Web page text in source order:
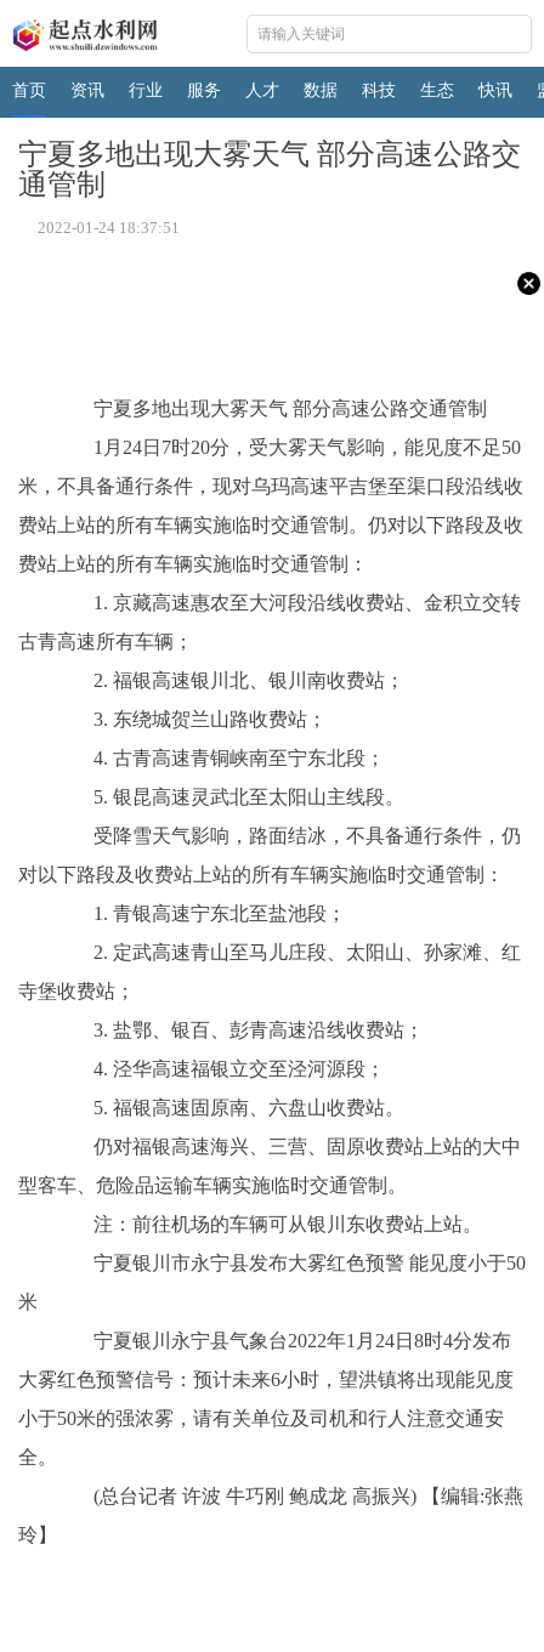
首页 资讯 行业 服务 人才 数据 科技 生态 快讯
宁夏多地出现大雾天气 部分高速公路交
通管制
2022-01-24 18:37:51
宁夏多地出现大雾天气 部分高速公路交通管制
1月24日7时20分，受大雾天气影响，能见度不足50
米，不具备通行条件，现对乌玛高速平吉堡至渠口段沿线收
费站上站的所有车辆实施临时交通管制。仍对以下路段及收
费站上站的所有车辆实施临时交通管制：
1. 京藏高速惠农至大河段沿线收费站、金积立交转
古青高速所有车辆；
2. 福银高速银川北、银川南收费站；
3. 东绕城贺兰山路收费站；
4. 古青高速青铜峡南至宁东北段；
5. 银昆高速灵武北至太阳山主线段。
受降雪天气影响，路面结冰，不具备通行条件，仍
对以下路段及收费站上站的所有车辆实施临时交通管制：
1. 青银高速宁东北至盐池段；
2. 定武高速青山至马儿庄段、太阳山、孙家滩、红
寺堡收费站；
3. 盐鄂、银百、彭青高速沿线收费站；
4. 泾华高速福银立交至泾河源段；
5. 福银高速固原南、六盘山收费站。
仍对福银高速海兴、三营、固原收费站上站的大中
型客车、危险品运输车辆实施临时交通管制。
注：前往机场的车辆可从银川东收费站上站。
宁夏银川市永宁县发布大雾红色预警 能见度小于50
米
宁夏银川永宁县气象台2022年1月24日8时4分发布
大雾红色预警信号：预计未来6小时，望洪镇将出现能见度
小于50米的强浓雾，请有关单位及司机和行人注意交通安
全。
(总台记者 许波 牛巧刚 鲍成龙 高振兴)
【编辑:张燕
玲】